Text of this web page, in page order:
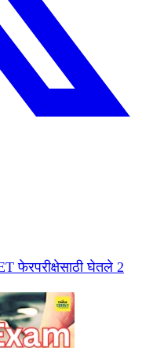
फेरपरीक्षेसाठी घेतले 2